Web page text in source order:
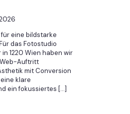
eine bildstarke
das Fotostudio
1220 Wien haben wir
Auftritt
mit Conversion
klare
ein fokussiertes […]